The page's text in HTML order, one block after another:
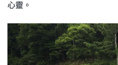
心靈。